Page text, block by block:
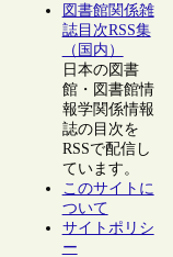
図書館関係雑
誌目次RSS集
（国内）
日本の図書
館・図書館情
報学関係情報
誌の目次を
RSSで配信し
ています。
このサイトに
ついて
サイトポリシ
ー